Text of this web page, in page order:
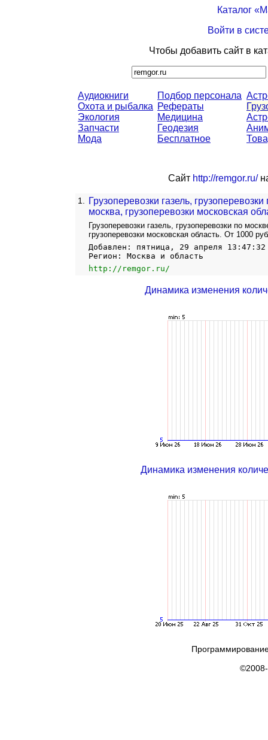
Каталог
Войти в
Чтобы добавить сайт в
Аудиокниги
Охота и рыбалка
Экология
Запчасти
Мода
Подбор персонала
Рефераты
Медицина
Геодезия
Бесплатное
Сайт http://remgor.ru/
1.
Грузоперевозки газель,
москва, грузоперевозки московская
Грузоперевозки газель, грузоперевозки по
грузоперевозки московская область. От 1000
Добавлен: пятница, 29 апреля 13:47:32
Регион: Москва и область
http://remgor.ru/
Динамика изменения
Динамика изменения